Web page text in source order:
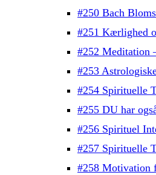
#250 Bach
#251 Kærlighed
#252 Meditation
#253
#254 Spirituelle
#255 DU har
#256 Spirituel
#257 Spirituelle
#258 Motivation